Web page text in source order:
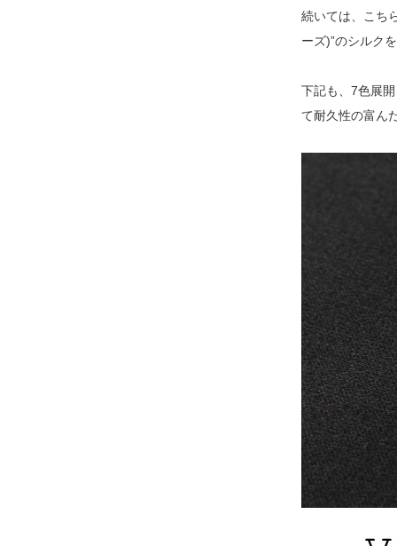
続いては、こち
ーズ)”のシルク
下記も、7色展
て耐久性の富ん